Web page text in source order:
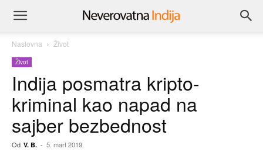
Naslovna Život
Život
Indija posmatra kripto-
kriminal kao napad na
sajber bezbednost
Od V. B. - 5. mart 2019.